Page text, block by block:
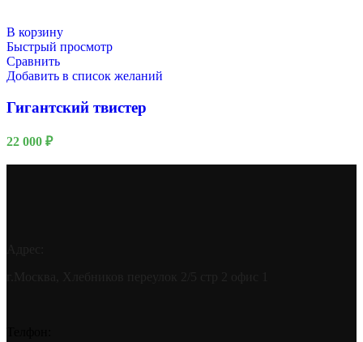
В корзину
Быстрый просмотр
Сравнить
Добавить в список желаний
Гигантский твистер
22 000 ₽